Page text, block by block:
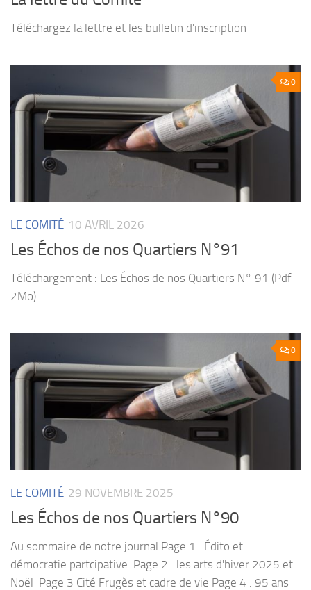
Téléchargez la lettre et les bulletin d'inscription
0
LE COMITÉ 10 AVRIL 2026
Les Échos de nos Quartiers N°91
Téléchargement : Les Échos de nos Quartiers N° 91 (Pdf
2Mo)
0
LE COMITÉ 29 NOVEMBRE 2025
Les Échos de nos Quartiers N°90
Au sommaire de notre journal Page 1 : Édito et
démocratie partcipative Page 2: les arts d'hiver 2025 et
Noël Page 3 Cité Frugès et cadre de vie Page 4 : 95 ans